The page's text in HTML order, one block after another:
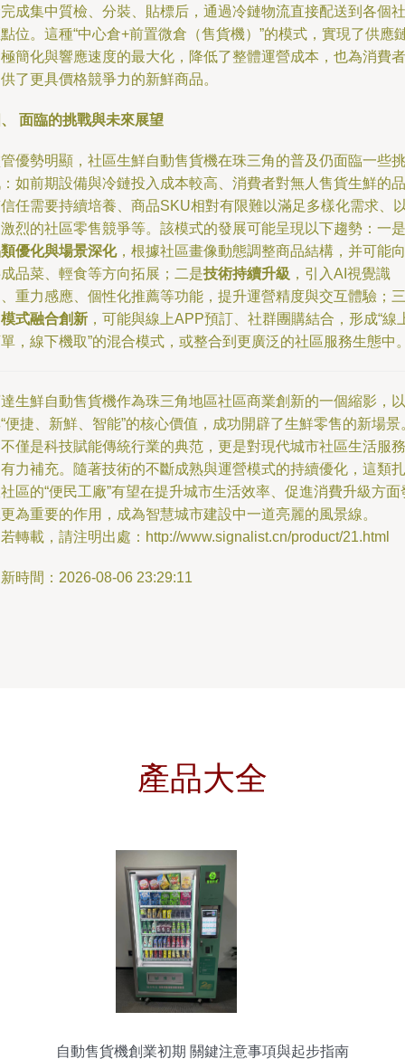
成集中質檢、分裝、貼標后，通過冷鏈物流直接配送到各個社
位。這種“中心倉+前置微倉（售貨機）”的模式，實現了供應
簡化與響應速度的最大化，降低了整體運營成本，也為消費者
了更具價格競爭力的新鮮商品。
面臨的挑戰與未來展望
優勢明顯，社區生鮮自動售貨機在珠三角的普及仍面臨一些挑
如前期設備與冷鏈投入成本較高、消費者對無人售貨生鮮的品
任需要持續培養、商品SKU相對有限難以滿足多樣化需求、
烈的社區零售競爭等。該模式的發展可能呈現以下趨勢：一是
優化與場景深化，根據社區畫像動態調整商品結構，并可能向
品菜、輕食等方向拓展；二是技術持續升級 ，引入AI視覺識
重力感應、個性化推薦等功能，提升運營精度與交互體驗；三
模式融合創新 ，可能與線上APP預訂、社群團購結合，形成“線
，線下機取”的混合模式，或整合到更廣泛的社區服務生態中
生鮮自動售貨機作為珠三角地區社區商業創新的一個縮影，以
便捷、新鮮、智能”的核心價值，成功開辟了生鮮零售的新場景
僅是科技賦能傳統行業的典范，更是對現代城市社區生活服務
力補充。隨著技術的不斷成熟與運營模式的持續優化，這類扎
區的“便民工廠”有望在提升城市生活效率、促進消費升級方面
為重要的作用，成為智慧城市建設中一道亮麗的風景線。
轉載，請注明出處：http://www.signalist.cn/product/21.html
時間：2026-08-06 23:29:11
產品大全
自動售貨機創業初期 關鍵注意事項與起步指南